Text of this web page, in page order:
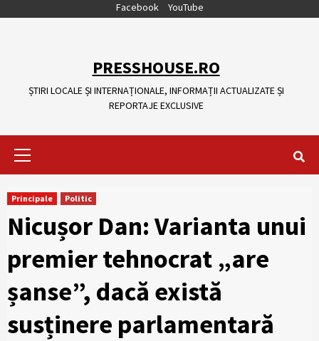
Facebook YouTube
PRESSHOUSE.RO
ȘTIRI LOCALE ȘI INTERNAȚIONALE, INFORMAȚII ACTUALIZATE ȘI
REPORTAJE EXCLUSIVE
Principale Politic
Nicușor Dan: Varianta unui
premier tehnocrat „are
șanse”, dacă există
susținere parlamentară